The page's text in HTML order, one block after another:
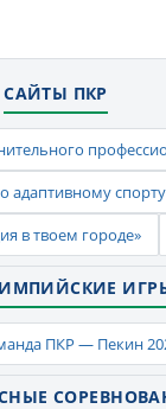
САЙТЫ ПКР
адаптивному спорту
в твоем городе»
ПКР — Пекин